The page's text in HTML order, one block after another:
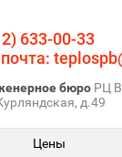
633-00-33
бюро РЦ
д.49
Цены